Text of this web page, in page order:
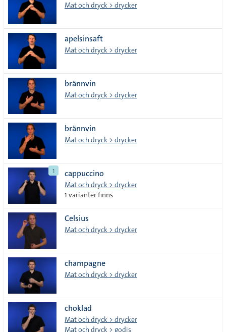
Mat och dryck > drycker
apelsinsaft
Mat och dryck > drycker
brännvin
Mat och dryck > drycker
brännvin
Mat och dryck > drycker
1 cappuccino
Mat och dryck > drycker
1 varianter finns
Celsius
Mat och dryck > drycker
champagne
Mat och dryck > drycker
choklad
Mat och dryck > drycker
Mat och dryck > godis